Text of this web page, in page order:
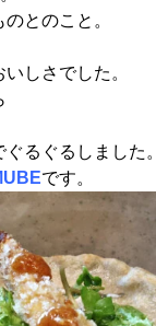
とのこと。
しさでした。
るぐるしました。
です。